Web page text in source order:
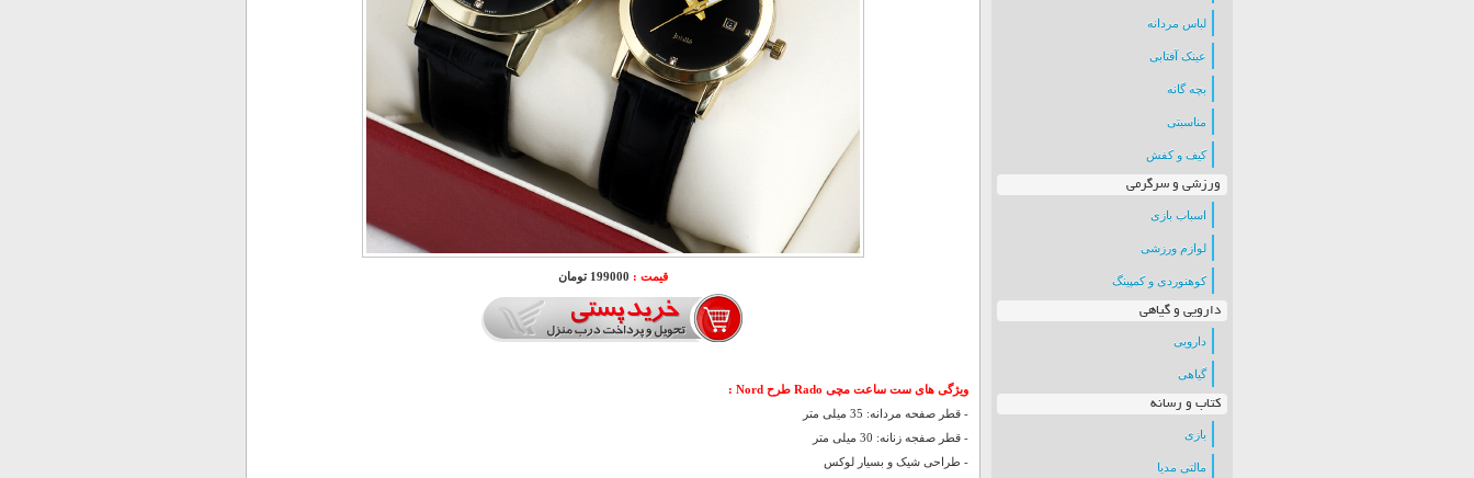
لباس مردانه
عینک آفتابی
بچه گانه
مناسبتی
کیف و کفش
ورزشی و سرگرمی
اسباب بازی
لوازم ورزشی
کوهنوردی و کمپینگ
دارویی و گیاهی
دارویی
گیاهی
کتاب و رسانه
بازی
مالتی مدیا
قیمت : 199000 تومان
ویژگی های ست ساعت مچی Rado طرح Nord :
- قطر صفحه مردانه: 35 میلی متر
- قطر صفجه زنانه: 30 میلی متر
- طراحی شیک و بسیار لوکس